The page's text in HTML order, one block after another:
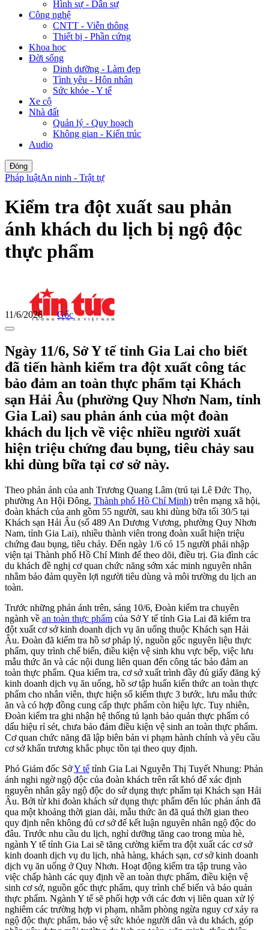
Hình sự - Dân sự
Công nghệ
CNTT - Viễn thông
Thiết bị - Phần cứng
Khoa học
Đời sống
Dinh dưỡng - Làm đẹp
Tình yêu - Hôn nhân
Sức khỏe - Y tế
Xe cộ
Nhà đất
Quản lý - Quy hoạch
Không gian - Kiến trúc
Audio
Đóng
Pháp luậtAn ninh - Trật tự
Kiểm tra đột xuất sau phản
ánh khách du lịch bị ngộ độc
thực phẩm
11/6/2026 Gốc
Ngày 11/6, Sở Y tế tỉnh Gia Lai cho biết
đã tiến hành kiểm tra đột xuất công tác
bảo đảm an toàn thực phẩm tại Khách
sạn Hải Âu (phường Quy Nhơn Nam, tỉnh
Gia Lai) sau phản ánh của một đoàn
khách du lịch về việc nhiều người xuất
hiện triệu chứng đau bụng, tiêu chảy sau
khi dùng bữa tại cơ sở này.
Theo phản ánh của anh Trương Quang Lâm (trú tại Lê Đức Thọ,
phường An Hội Đông, Thành phố Hồ Chí Minh) trên mạng xã hội,
đoàn khách của anh gồm 55 người, sau khi dùng bữa tối 30/5 tại
Khách sạn Hải Âu (số 489 An Dương Vương, phường Quy Nhơn
Nam, tỉnh Gia Lai), nhiều thành viên trong đoàn xuất hiện triệu
chứng đau bụng, tiêu chảy. Đến ngày 1/6 có 15 người phải nhập
viện tại Thành phố Hồ Chí Minh để theo dõi, điều trị. Gia đình các
du khách đề nghị cơ quan chức năng sớm xác minh nguyên nhân
nhằm bảo đảm quyền lợi người tiêu dùng và môi trường du lịch an
toàn.
Trước những phản ánh trên, sáng 10/6, Đoàn kiểm tra chuyên
ngành về an toàn thực phẩm của Sở Y tế tỉnh Gia Lai đã kiểm tra
đột xuất cơ sở kinh doanh dịch vụ ăn uống thuộc Khách sạn Hải
Âu. Đoàn đã kiểm tra hồ sơ pháp lý, nguồn gốc nguyên liệu thực
phẩm, quy trình chế biến, điều kiện vệ sinh khu vực bếp, việc lưu
mẫu thức ăn và các nội dung liên quan đến công tác bảo đảm an
toàn thực phẩm. Qua kiểm tra, cơ sở xuất trình đầy đủ giấy đăng ký
kinh doanh dịch vụ ăn uống, hồ sơ tập huấn kiến thức an toàn thực
phẩm cho nhân viên, thực hiện sổ kiểm thực 3 bước, lưu mẫu thức
ăn và có hợp đồng cung cấp thực phẩm còn hiệu lực. Tuy nhiên,
Đoàn kiểm tra ghi nhận hệ thống tủ lạnh bảo quản thực phẩm có
dấu hiệu rỉ sét, chưa bảo đảm điều kiện vệ sinh an toàn thực phẩm.
Cơ quan chức năng đã lập biên bản vi phạm hành chính và yêu cầu
cơ sở khẩn trương khắc phục tồn tại theo quy định.
Phó Giám đốc SởY tế tỉnh Gia Lai Nguyễn Thị Tuyết Nhung: Phản
ánh nghi ngờ ngộ độc của đoàn khách trên rất khó để xác định
nguyên nhân gây ngộ độc do sử dụng thực phẩm tại Khách sạn Hải
Âu. Bởi từ khi đoàn khách sử dụng thực phẩm đến lúc phản ánh đã
qua một khoảng thời gian dài, mẫu thức ăn đã quá thời gian theo
quy định nên không đủ cơ sở để kết luận nguyên nhân ngộ độc do
đâu. Trước nhu cầu du lịch, nghỉ dưỡng tăng cao trong mùa hè,
ngành Y tế tỉnh Gia Lai sẽ tăng cường kiểm tra đột xuất các cơ sở
kinh doanh dịch vụ du lịch, nhà hàng, khách sạn, cơ sở kinh doanh
dịch vụ ăn uống ở Quy Nhơn. Hoạt động kiểm tra tập trung vào
việc chấp hành các quy định về an toàn thực phẩm, điều kiện vệ
sinh cơ sở, nguồn gốc thực phẩm, quy trình chế biến và bảo quản
thực phẩm. Ngành Y tế sẽ phối hợp với các đơn vị liên quan xử lý
nghiêm các trường hợp vi phạm, nhằm phòng ngừa nguy cơ xảy ra
ngộ độc thực phẩm, bảo vệ sức khỏe người dân và du khách, góp